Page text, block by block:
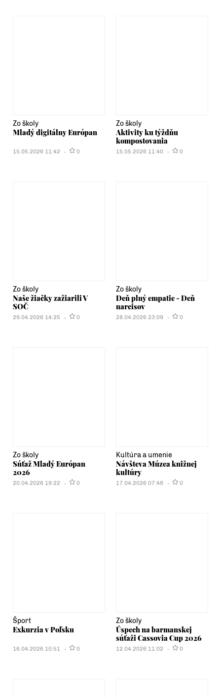
Zo školy
Mladý digitálny Európan
15.05.2026 11:42 0
Zo školy
Aktivity ku týždňu
kompostovania
15.05.2026 11:40 0
Zo školy
Naše žiačky zažiarili V
SOČ
29.04.2026 14:25 0
Zo školy
Deň plný empatie - Deň
narcisov
28.04.2026 23:09 0
Zo školy
Súťaž Mladý Európan
2026
20.04.2026 19:22 0
Kultúra a umenie
Návšteva Múzea knižnej
kultúry
17.04.2026 07:48 0
Šport
Exkurzia v Poľsku
16.04.2026 10:51 0
Zo školy
Úspech na barmanskej
súťaži Cassovia Cup 2026
12.04.2026 11:02 0